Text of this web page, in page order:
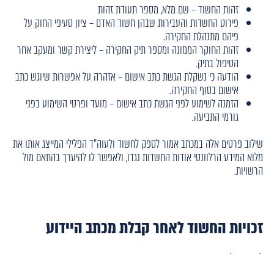
זהות החשוד – שם מלא, מספר תעודת זהות
פירוט החשדות והעבירות שבהן חשוד האדם – ציון סעיפי החוק על
פיהם מתנהלת החקירה.
זהות החוקר הממונה ומספר תיק החקירה – ליצירת קשר ומעקב אחר
הטיפול בתיק.
הודעה כי נשקלת הגשת כתב אישום – אזהרה על אפשרות שיוגש כתב
אישום בסוף החקירה.
הזמנה לשימוע לפני הגשת כתב אישום – מועד ופרטי השימוע בפני
גורמי התביעה.
שילוב פרטים אלה במכתב אמור לספק לחשוד ולעוה"ד הפלילי המייצג אותו את
מלוא המידע הרלוונטי אודות החשדות נגדו, ולאפשר לו להיערך בהתאם מול
הרשויות.
זכויות החשוד לאחר קבלת מכתב היידוע